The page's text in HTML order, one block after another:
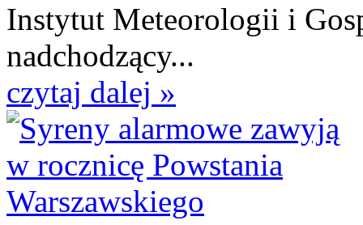
Instytut Meteorologii i
nadchodzący...
czytaj dalej »